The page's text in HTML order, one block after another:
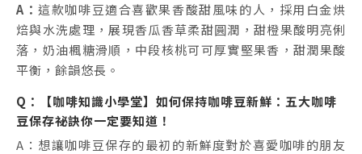
A：這款咖啡豆適合喜歡果香酸甜風味的人，採用白金烘
焙與水洗處理，展現香瓜香草柔甜圓潤，甜橙果酸明亮俐
落，奶油楓糖滑順，中段核桃可可厚實堅果香，甜潤果酸
平衡，餘韻悠長。
Q：【咖啡知識小學堂】如何保持咖啡豆新鮮：五大咖啡
豆保存祕訣你一定要知道！
A：想讓咖啡豆保存的最初的新鮮度對於喜愛咖啡的朋友